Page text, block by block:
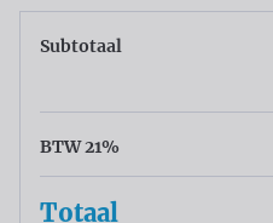
Subtotaal
BTW 21%
Totaal